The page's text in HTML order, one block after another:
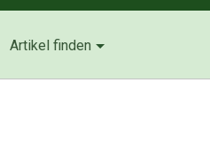
Artikel finden